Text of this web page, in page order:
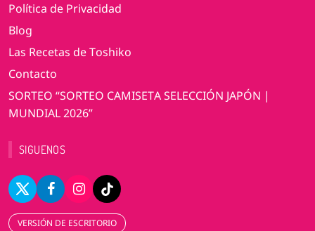
Política de Privacidad
Blog
Las Recetas de Toshiko
Contacto
SORTEO “SORTEO CAMISETA SELECCIÓN JAPÓN |
MUNDIAL 2026”
SIGUENOS
VERSIÓN DE ESCRITORIO